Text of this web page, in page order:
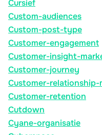
Cursief
Custom-audiences
Custom-post-type
Customer-engagement
Customer-insight-
Customer-journey
Customer-relationship-
Customer-retention
Cutdown
Cyane-organisatie